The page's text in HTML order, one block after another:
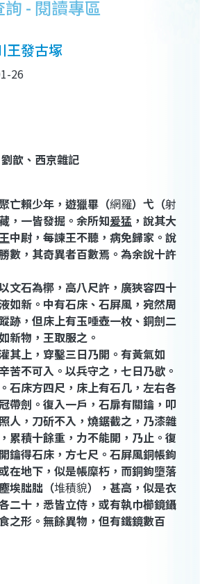
- 閱讀專區
王發古塚
26
歆、西京雜記
亡賴少年，遊獵畢 （網羅） 弋 （射
，一皆發掘。余所知爰猛 ，說其大
中尉，每諫王不聽，病免歸家。說
數，其奇異者百數焉。為余說十許
文石為槨，高八尺許，廣狹容四十
如新。中有石床、石屏風，宛然周
跡，但床上有玉唾壺一枚、銅劍二
新物，王取服之。
其上，穿鑿三日乃開。有黃氣如
苦不可入。以兵守之，七日乃歇。
石床方四尺，床上有石几，左右各
帶劍。復入一戶，石扉有關鑰，叩
人，刀斫不入，燒鋸截之，乃漆雜
累積十餘重，力不能開，乃止。復
鑰得石床，方七尺。石屏風銅帳鉤
在地下，似是帳糜朽，而銅鉤墮落
埃朏朏 （堆積貌）
，甚高，似是衣
二十，悉皆立侍，或有執巾櫛鏡鑷
之形。無餘異物，但有鐵鏡數百